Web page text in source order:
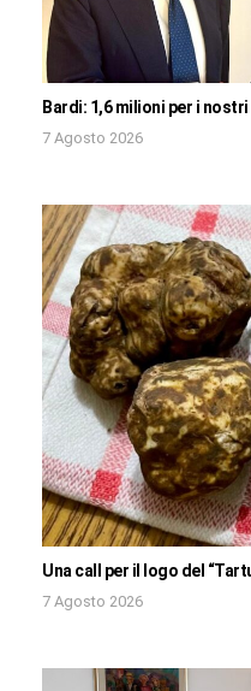
Bardi: 1,6 milioni per i
7 Agosto 2026
Una call per il logo del
7 Agosto 2026